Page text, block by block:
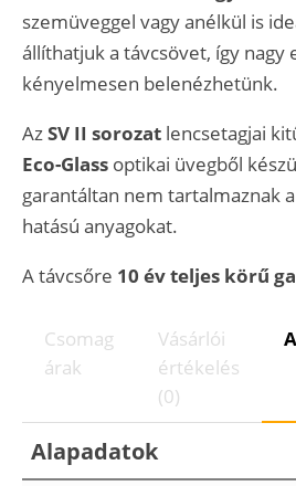
szemüveggel vagy anélkül is
állíthatjuk a távcsövet, így nagy
kényelmesen belenézhetünk.
AzSV II sorozat lencsetagjai
Eco-Glass optikai üvegből
garantáltan nem tartalmaznak
hatású anyagokat.
A távcsőre 10 év teljes körű
Csomag
árak
Vásárlói
értékelés
(0)
Alapadatok